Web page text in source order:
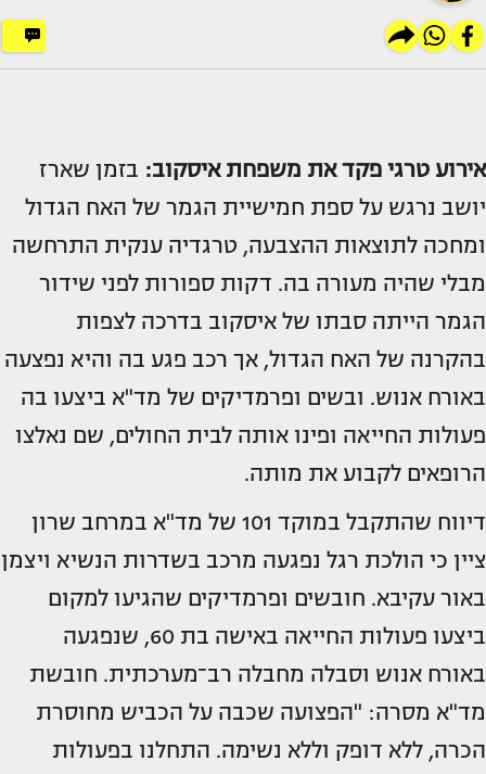
אירוע טרגי פקד את משפחת איסקוב: בזמן שארז
יושב נרגש על ספת חמישיית הגמר של האח הגדול
ומחכה לתוצאות ההצבעה, טרגדיה ענקית התרחשה
מבלי שהיה מעורה בה. דקות ספורות לפני שידור
הגמר הייתה סבתו של איסקוב בדרכה לצפות
בהקרנה של האח הגדול, אך רכב פגע בה והיא נפצעה
באורח אנוש. ובשים ופרמדיקים של מד"א ביצעו בה
פעולות החייאה ופינו אותה לבית החולים, שם נאלצו
הרופאים לקבוע את מותה.
דיווח שהתקבל במוקד 101 של מד"א במרחב שרון
ציין כי הולכת רגל נפגעה מרכב בשדרות הנשיא ויצמן
באור עקיבא. חובשים ופרמדיקים שהגיעו למקום
ביצעו פעולות החייאה באישה בת 60, שנפגעה
באורח אנוש וסבלה מחבלה רב־מערכתית. חובשת
מד"א מסרה: "הפצועה שכבה על הכביש מחוסרת
הכרה, ללא דופק וללא נשימה. התחלנו בפעולות